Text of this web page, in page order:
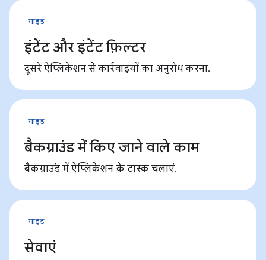
गाइड
इंटेंट और इंटेंट फ़िल्टर
दूसरे ऐप्लिकेशन से कार्रवाइयों का अनुरोध करना.
गाइड
बैकग्राउंड में किए जाने वाले काम
बैकग्राउंड में ऐप्लिकेशन के टास्क चलाएं.
गाइड
सेवाएं